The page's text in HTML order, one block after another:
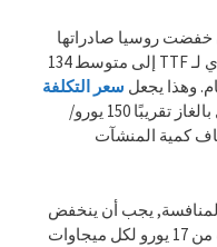
خفضت روسيا صادراتها
من الغاز. ارتفعت أسعار التداول الفوري لـ TTF إلى متوسط 134
وهذا يجعل سعر التكلفة
من محطات الطاقة القائمة التي تعمل بالغاز تقريبًا 150 يورو/
كمية المنشآت
يجب أن ينخفض
سعر الغاز الطبيعي إلى مستوى قريب من 17 يورو لكل ميجاوات